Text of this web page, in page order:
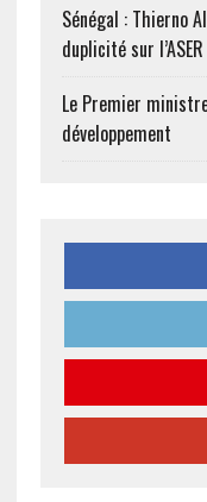
Sénégal : Thierno
duplicité sur l’ASER
Le Premier
développement